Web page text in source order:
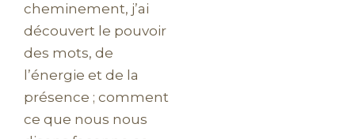
cheminement, j’ai
découvert le pouvoir
des mots, de
l’énergie et de la
présence ; comment
ce que nous nous